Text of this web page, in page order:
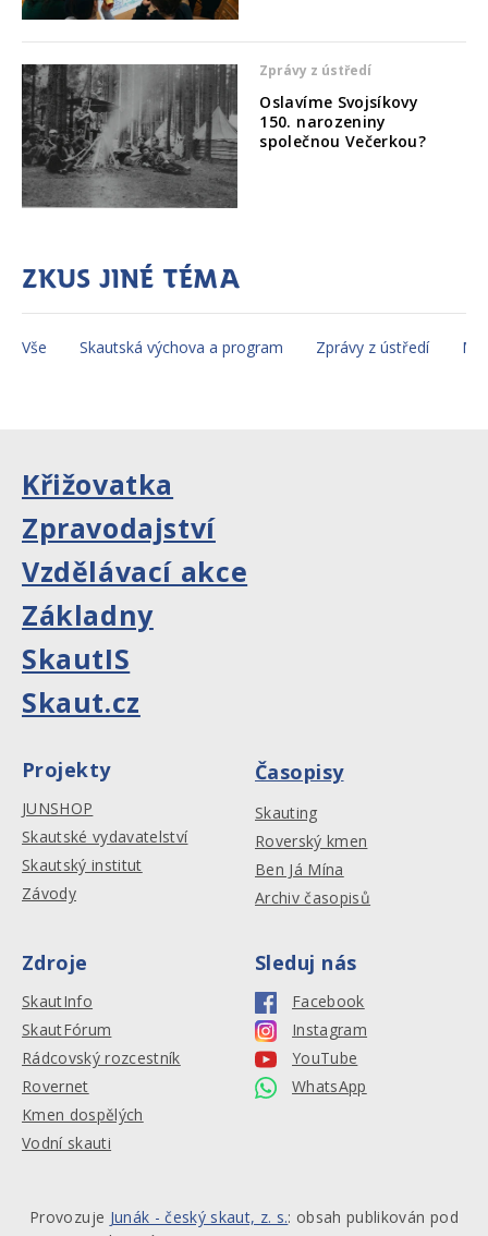
Zprávy z ústředí
Oslavíme Svojsíkovy
150. narozeniny
společnou Večerkou?
Zkus jiné téma
Vše Skautská výchova a program Zprávy z ústředí
Křižovatka
Zpravodajství
Vzdělávací akce
Základny
SkautIS
Skaut.cz
Projekty
JUNSHOP
Skautské vydavatelství
Skautský institut
Závody
Časopisy
Skauting
Roverský kmen
Ben Já Mína
Archiv časopisů
Zdroje
SkautInfo
SkautFórum
Rádcovský rozcestník
Rovernet
Kmen dospělých
Vodní skauti
Sleduj nás
Facebook
Instagram
YouTube
WhatsApp
Provozuje Junák - český skaut, z. s.: obsah publikován pod